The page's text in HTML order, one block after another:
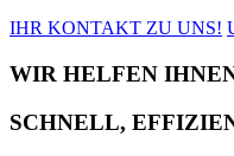
IHR KONTAKT ZU UNS!
WIR HELFEN
SCHNELL,